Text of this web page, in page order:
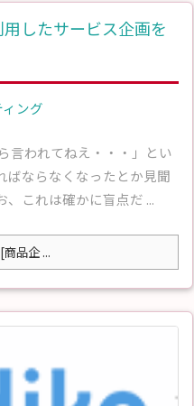
したサービス企画を
ング
言われてねえ・・・」とい
ばならなくなったとか見聞
これは確かに盲点だ ...
[商品企 ...